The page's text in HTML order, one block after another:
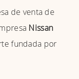
de venta de
Nissan
fundada por